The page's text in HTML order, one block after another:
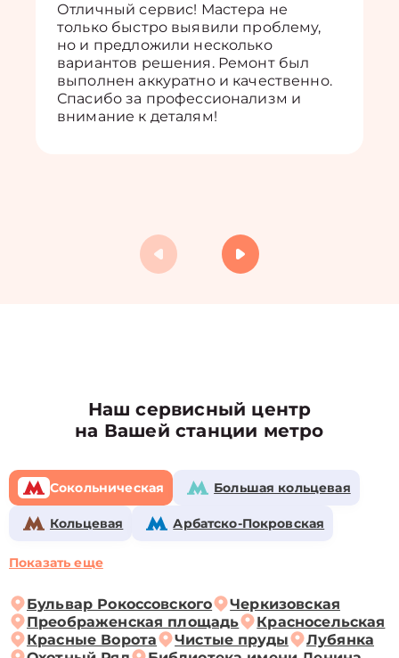
Отличный сервис! Мастера не
только быстро выявили проблему,
но и предложили несколько
вариантов решения. Ремонт был
выполнен аккуратно и качественно.
Спасибо за профессионализм и
внимание к деталям!
Наш сервисный центр
на Вашей станции метро
Сокольническая Большая кольцевая
Кольцевая Арбатско-Покровская
Показать еще
Бульвар Рокоссовского
Черкизовская
Преображенская площадь
Красносельская
Красные Ворота
Чистые пруды
Лубянка